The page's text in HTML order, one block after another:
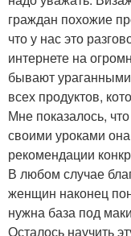
граждан похожие
что у нас это
интернете на
бывают
всех продуктов,
Мне показалось,
своими уроками
рекомендации
В любом случае
женщин наконец
нужна база под
Осталось научить